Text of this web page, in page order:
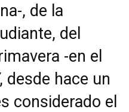
, de la
del
-en el
desde hace un
considerado el